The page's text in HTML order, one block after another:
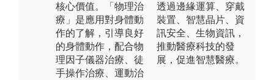
核心價值。「物理治
療」是應用對身體動
作的了解，引導良好
的身體動作，配合物
理因子儀器治療、徒
手操作治療、運動治
透過邊緣運算、穿戴
裝置、智慧晶片、資
訊安全、生物資訊，
推動醫療科技的發
展，促進智慧醫療。